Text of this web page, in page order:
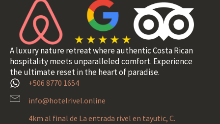
A luxury nature retreat where authentic Costa Rican
hospitality meets unparalleled comfort. Experience
the ultimate reset in the heart of paradise.
+506 8770 1654
info@hotelrivel.online
4km al final de La entrada rivel en tayutic, C.